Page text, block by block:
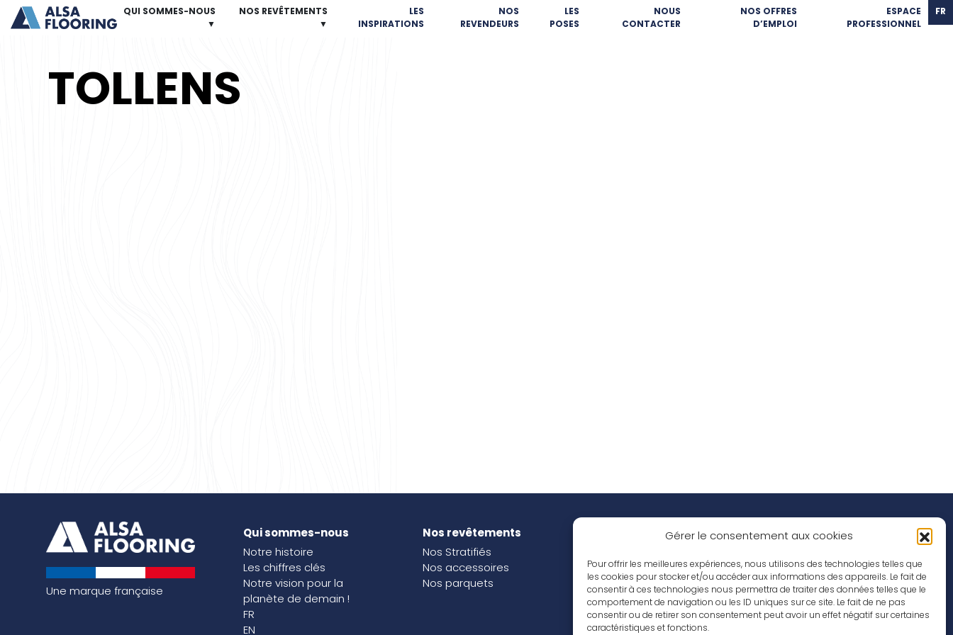
Gérer le consentement aux cookies
Pour offrir les meilleures expériences, nous utilisons des technologies telles que
les cookies pour stocker et/ou accéder aux informations des appareils. Le fait de
consentir à ces technologies nous permettra de traiter des données telles que le
comportement de navigation ou les ID uniques sur ce site. Le fait de ne pas
consentir ou de retirer son consentement peut avoir un effet négatif sur certaines
caractéristiques et fonctions.
QUI SOMMES-NOUS
▼
NOS REVÊTEMENTS
▼
LES
INSPIRATIONS
NOS
REVENDEURS
LES
POSES
NOUS
CONTACTER
NOS OFFRES
D’EMPLOI
ESPACE
PROFESSIONNEL
FR
TOLLENS
Une marque française
Qui sommes-nous
Notre histoire
Les chiffres clés
Notre vision pour la
planète de demain !
FR
EN
Nos revêtements
Nos Stratifiés
Nos accessoires
Nos parquets
Nos inspirations